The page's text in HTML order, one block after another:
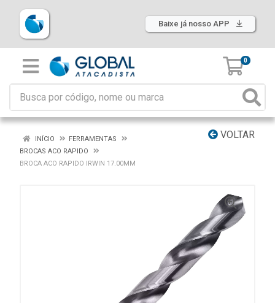
Baixe já nosso APP
0
VOLTAR
INÍCIO
FERRAMENTAS
BROCAS ACO RAPIDO
BROCA ACO RAPIDO IRWIN 17.00MM